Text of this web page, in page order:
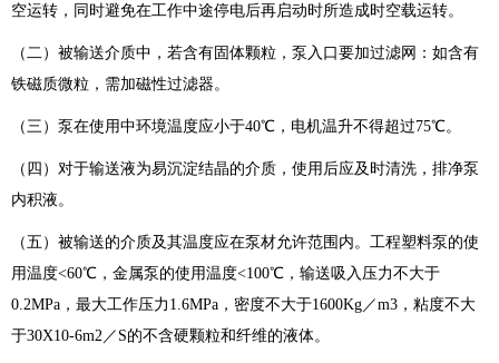
空运转，同时避免在工作中途停电后再启动时所造成时空载运转。
（二）被输送介质中，若含有固体颗粒，泵入口要加过滤网：如含有
铁磁质微粒，需加磁性过滤器。
（三）泵在使用中环境温度应小于40℃，电机温升不得超过75℃。
（四）对于输送液为易沉淀结晶的介质，使用后应及时清洗，排净泵
内积液。
（五）被输送的介质及其温度应在泵材允许范围内。工程塑料泵的使
用温度<60℃，金属泵的使用温度<100℃，输送吸入压力不大于
0.2MPa，最大工作压力1.6MPa，密度不大于1600Kg／m3，粘度不大
于30X10-6m2／S的不含硬颗粒和纤维的液体。